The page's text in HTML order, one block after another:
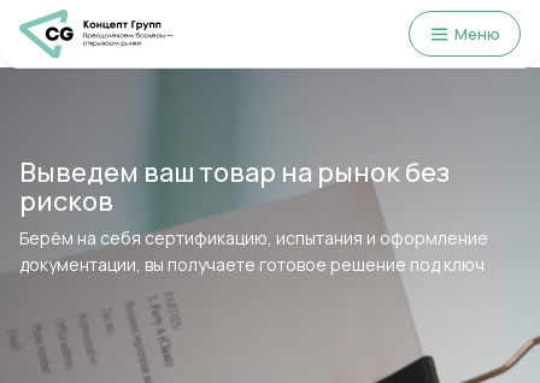
Меню
Выведем ваш товар на рынок без
рисков
Берём на себя сертификацию, испытания и оформление
документации, вы получаете готовое решение под ключ
Полный цикл сопровождения
проекта в сжатые сроки